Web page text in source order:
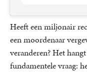
Heeft een miljonair
een moordenaar
veranderen? Het
fundamentele vraag: